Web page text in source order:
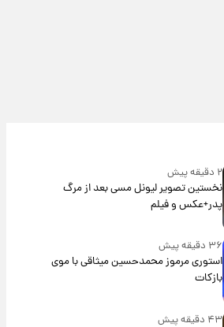
۲ دقیقه پیش
نخستین تصویر لیونل مسی بعد از مرگ
پدر+عکس و فیلم
۳۶ دقیقه پیش
استوری مرموز محمدحسین میثاقی با موی
بازکات
۴۳ دقیقه پیش